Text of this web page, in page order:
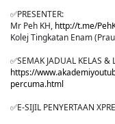
✅PRESENTER:
Mr Peh KH, http://t.me/
Kolej Tingkatan Enam
✅SEMAK JADUAL KELAS
https://
percuma.html
✅E-SIJIL PENYERTAAN